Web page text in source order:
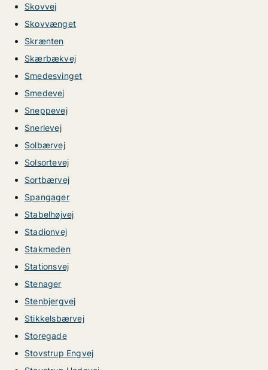
Skovvej
Skovvænget
Skrænten
Skærbækvej
Smedesvinget
Smedevej
Sneppevej
Snerlevej
Solbærvej
Solsortevej
Sortbærvej
Spangager
Stabelhøjvej
Stadionvej
Stakmeden
Stationsvej
Stenager
Stenbjergvej
Stikkelsbærvej
Storegade
Stovstrup Engvej